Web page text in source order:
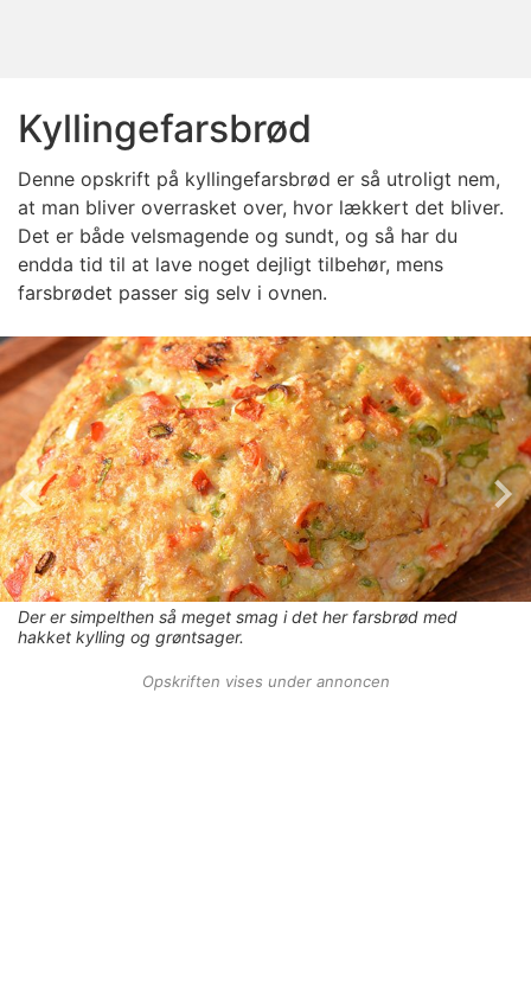
Kyllingefarsbrød
Denne opskrift på kyllingefarsbrød er så utroligt nem,
at man bliver overrasket over, hvor lækkert det bliver.
Det er både velsmagende og sundt, og så har du
endda tid til at lave noget dejligt tilbehør, mens
farsbrødet passer sig selv i ovnen.
Der er simpelthen så meget smag i det her farsbrød med
hakket kylling og grøntsager.
Opskriften vises under annoncen